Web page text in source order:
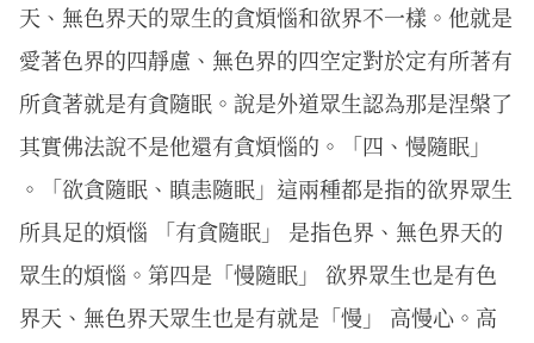
天、無色界天的眾生的貪煩惱和欲界不一樣。他就是
愛著色界的四靜慮、無色界的四空定對於定有所著有
所貪著就是有貪隨眠。說是外道眾生認為那是涅槃了
其實佛法說不是他還有貪煩惱的。「四、慢隨眠」
。「欲貪隨眠、瞋恚隨眠」這兩種都是指的欲界眾生
所具足的煩惱 「有貪隨眠」 是指色界、無色界天的
眾生的煩惱。第四是「慢隨眠」 欲界眾生也是有色
界天、無色界天眾生也是有就是「慢」 高慢心。高